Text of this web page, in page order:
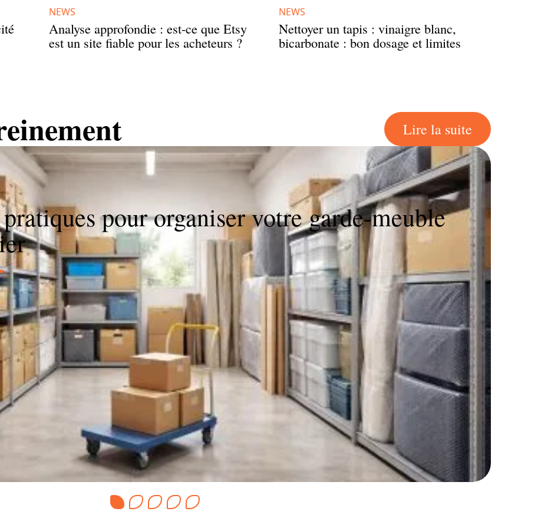
NEWS
Analyse approfondie : est-ce que Etsy
est un site fiable pour les acheteurs ?
NEWS
Nettoyer un tapis : vinaigre blanc,
bicarbonate : bon dosage et limites
Lire la suite
pour organiser votre garde-meuble